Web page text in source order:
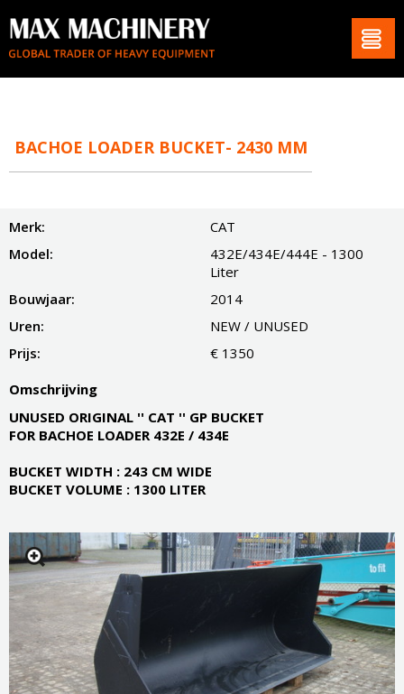
BACHOE LOADER BUCKET- 2430 MM
Merk:
CAT
Model:
432E/434E/444E - 1300
Liter
Bouwjaar:
2014
Uren:
NEW / UNUSED
Prijs:
€ 1350
Omschrijving
UNUSED ORIGINAL '' CAT '' GP BUCKET
FOR BACHOE LOADER 432E / 434E
BUCKET WIDTH : 243 CM WIDE
BUCKET VOLUME : 1300 LITER